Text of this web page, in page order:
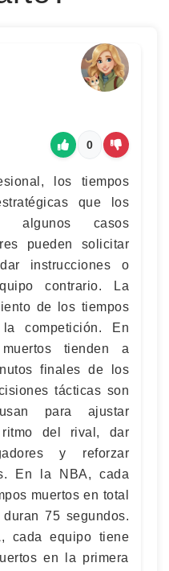
0
los tiempos
que los
algunos casos
pueden solicitar
instrucciones o
contrario. La
de los tiempos
competición. En
tienden a
finales de los
tácticas son
para ajustar
ritmo del rival, dar
y reforzar
En la NBA, cada
muertos en total
75 segundos.
cada equipo tiene
en la primera